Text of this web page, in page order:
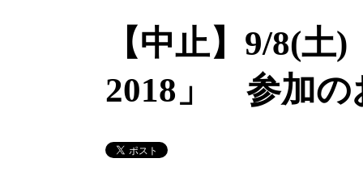
【中止】9/8(土
2018」 参加の